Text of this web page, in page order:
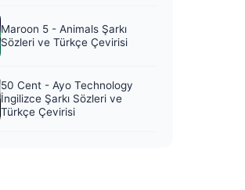
Maroon 5 - Animals Şarkı
Sözleri ve Türkçe Çevirisi
50 Cent - Ayo Technology
İngilizce Şarkı Sözleri ve
Türkçe Çevirisi